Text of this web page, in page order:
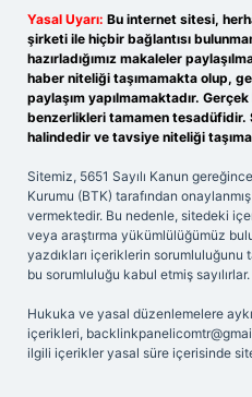
Yasal Uyarı: Bu internet sitesi,
şirketi ile hiçbir bağlantısı
hazırladığımız makaleler
haber niteliği taşımamakta olup,
paylaşım yapılmamaktadır.
benzerlikleri tamamen
halindedir ve tavsiye niteliği
Sitemiz, 5651 Sayılı Kanun
Kurumu (BTK) tarafından
vermektedir. Bu nedenle, sitedeki
veya araştırma yükümlülüğümüz
yazdıkları içeriklerin sorumluluğunu
bu sorumluluğu kabul etmiş sayılırlar.
Hukuka ve yasal düzenlemelere
içerikleri,
ilgili içerikler yasal süre içerisinde